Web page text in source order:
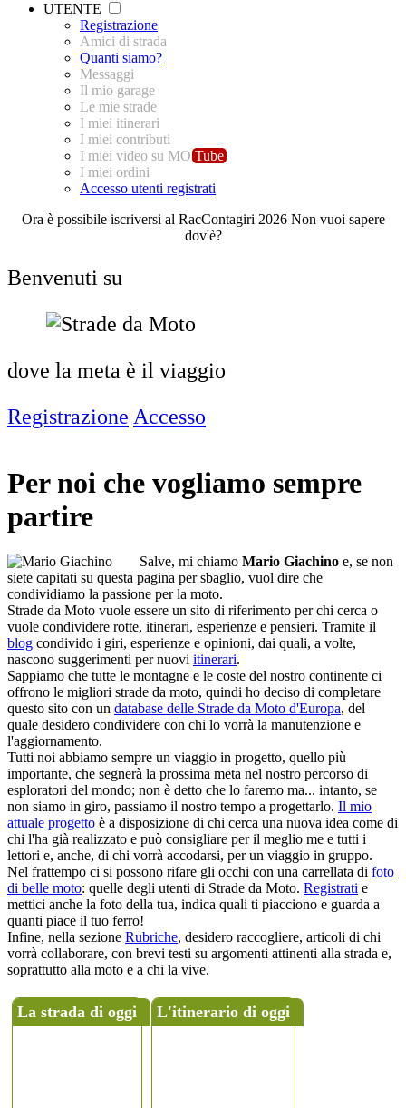
UTENTE
Registrazione
Amici di strada
Quanti siamo?
Messaggi
Il mio garage
Le mie strade
I miei itinerari
I miei contributi
I miei video su MO Tube
I miei ordini
Accesso utenti registrati
Ora è possibile iscriversi al RacContagiri 2026Non vuoi sapere
dov'è?
Benvenuti su
dove la meta è il viaggio
Registrazione Accesso
Per noi che vogliamo sempre
partire
Salve, mi chiamo Mario Giachinoe, se non
siete capitati su questa pagina per sbaglio, vuol dire che
condividiamo la passione per la moto.
Strade da Moto vuole essere un sito di riferimento per chi cerca o
vuole condividere rotte, itinerari, esperienze e pensieri. Tramite il
blog condivido i giri, esperienze e opinioni, dai quali, a volte,
nascono suggerimenti per nuovi itinerari.
Sappiamo che tutte le montagne e le coste del nostro continente ci
offrono le migliori strade da moto, quindi ho deciso di completare
questo sito con un database delle Strade da Moto d'Europa, del
quale desidero condividere con chi lo vorrà la manutenzione e
l'aggiornamento.
Tutti noi abbiamo sempre un viaggio in progetto, quello più
importante, che segnerà la prossima meta nel nostro percorso di
esploratori del mondo; non è detto che lo faremo ma... intanto, se
non siamo in giro, passiamo il nostro tempo a progettarlo. Il mio
attuale progetto è a disposizione di chi cerca una nuova idea come di
chi l'ha già realizzato e può consigliare per il meglio me e tutti i
lettori e, anche, di chi vorrà accodarsi, per un viaggio in gruppo.
Nel frattempo ci si possono rifare gli occhi con una carrellata di foto
di belle moto: quelle degli utenti di Strade da Moto. Registrati e
mettici anche la foto della tua, indica quali ti piacciono e guarda a
quanti piace il tuo ferro!
Infine, nella sezione Rubriche, desidero raccogliere, articoli di chi
vorrà collaborare, con brevi testi su argomenti attinenti alla strada e,
soprattutto alla moto e a chi la vive.
La strada di oggi L'itinerario di oggi